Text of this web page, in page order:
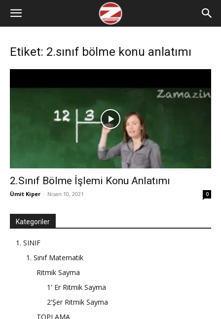
Etiket: 2.sınıf bölme konu anlatımı
2.Sınıf Bölme İşlemi Konu Anlatımı
Ümit Kiper - Nisan 10, 2021 0
Kategoriler
1. SINIF
1. Sınıf Matematik
Ritmik Sayma
1' Er Ritmik Sayma
2'Şer Ritmik Sayma
TOPLAMA